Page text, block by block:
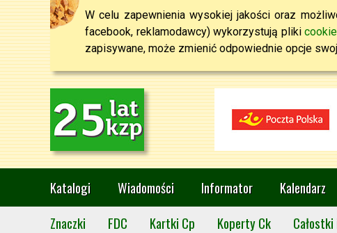
W celu zapewnienia wysokiej jakości oraz
facebook, reklamodawcy) wykorzystują pliki
zapisywane, może zmienić odpowiednie opcje
Katalogi Wiadomości Informator Kalendarz
Znaczki
FDC Kartki Cp Koperty Ck Całostki